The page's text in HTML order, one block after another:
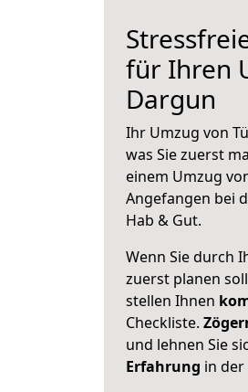
für Ihren
Dargun
Ihr Umzug von
was Sie zuerst
einem Umzug
Angefangen bei
Hab & Gut.
Wenn Sie durch
zuerst planen
stellen Ihnen
Checkliste.
und lehnen Sie
Erfahrung in der